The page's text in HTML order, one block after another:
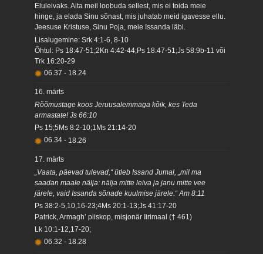
Eluleivaks. Aita meil loobuda sellest, mis ei toida meie
hinge, ja elada Sinu sõnast, mis juhatab meid igavesse ellu.
Jeesuse Kristuse, Sinu Poja, meie Issanda läbi.
Lisalugemine: Srk 4:1-6, 8-10
Õhtul: Ps 18:47-51;2Kn 4:42-44;Ps 18:47-51;Js 58:9b-11 või
Trk 16:20-29
06.37 - 18.24
16. märts
Rõõmustage koos Jeruusalemmaga kõik, kes Teda
armastate! Js 66:10
Ps 15;5Ms 8:2-10;1Ms 21:14-20
06.34 - 18.26
17. märts
„Vaata, päevad tulevad,“ ütleb Issand Jumal, „mil ma
saadan maale nälja: nälja mitte leiva ja janu mitte vee
järele, vaid Issanda sõnade kuulmise järele.“ Am 8:11
Ps 38:2-5,10,16-23;4Ms 20:1-13;Js 41:17-20
Patrick, Armagh’ piiskop, misjonär Iirimaal († 461)
Lk 10:1-12,17-20;
06.32 - 18.28